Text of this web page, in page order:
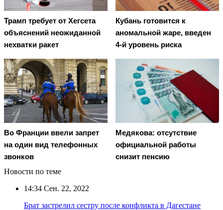
Трамп требует от Хегсета
объяснений неожиданной
нехватки ракет
Кубань готовится к
аномальной жаре, введен
4-й уровень риска
Во Франции ввели запрет
на один вид телефонных
звонков
Медякова: отсутствие
официальной работы
снизит пенсию
Новости по теме
14:34 Сен. 22, 2022
Брат застрелил сестру после конфликта в Дагестане